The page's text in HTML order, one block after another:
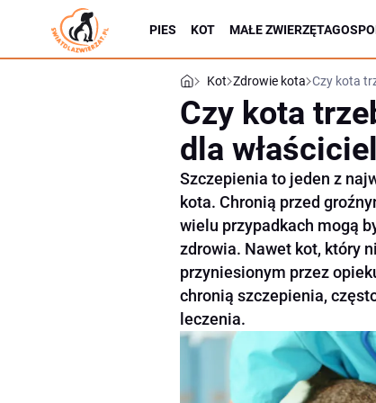
PIES KOT MAŁE ZWIERZĘTA
Kot Zdrowie kota Czy kota
Czy kota
dla
Szczepienia to jeden z
kota. Chronią przed
wielu przypadkach mogą
zdrowia. Nawet kot, który
przyniesionym przez
chronią szczepienia,
leczenia.